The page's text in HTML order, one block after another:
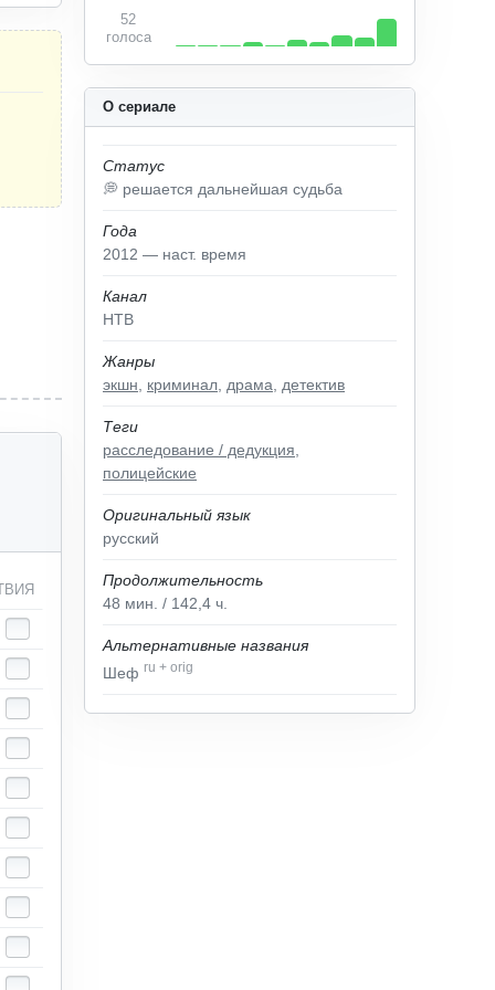
О сериале
Статус
💭 решается дальнейшая судьба
Года
2012 — наст. время
Канал
НТВ
Жанры
экшн
криминал драма детектив
Теги
расследование / дедукция
полицейские
Оригинальный язык
русский
Продолжительность
48 мин. / 142,4 ч.
Альтернативные названия
Шеф ru + orig
52
голоса